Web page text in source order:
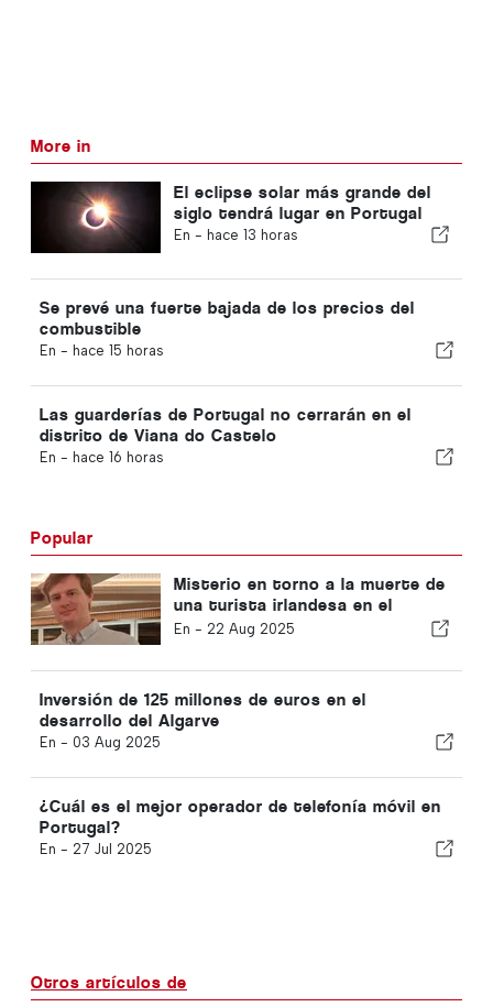
More in
El eclipse solar más grande del
siglo tendrá lugar en Portugal
En - hace 13 horas
Se prevé una fuerte bajada de los precios del
combustible
En - hace 15 horas
Las guarderías de Portugal no cerrarán en el
distrito de Viana do Castelo
En - hace 16 horas
Popular
Misterio en torno a la muerte de
una turista irlandesa en el
Algarve
En - 22 Aug 2025
Inversión de 125 millones de euros en el
desarrollo del Algarve
En - 03 Aug 2025
¿Cuál es el mejor operador de telefonía móvil en
Portugal?
En - 27 Jul 2025
Otros artículos de